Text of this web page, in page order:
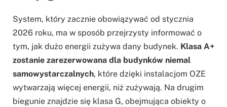
System, który zacznie obowiązywać od stycznia
2026 roku, ma w sposób przejrzysty informować o
tym, jak dużo energii zużywa dany budynek. Klasa A+
zostanie zarezerwowana dla budynków niemal
samowystarczalnych, które dzięki instalacjom OZE
wytwarzają więcej energii, niż zużywają. Na drugim
biegunie znajdzie się klasa G, obejmująca obiekty o